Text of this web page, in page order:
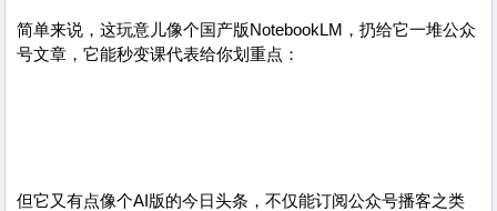
简单来说，这玩意儿像个国产版NotebookLM，扔给它一堆公众
号文章，它能秒变课代表给你划重点：
但它又有点像个AI版的今日头条，不仅能订阅公众号播客之类